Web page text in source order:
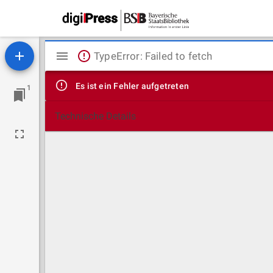
1
Mirador
Viewer
TypeError: Failed to fetch
Es ist ein Fehler aufgetreten
Technische Details